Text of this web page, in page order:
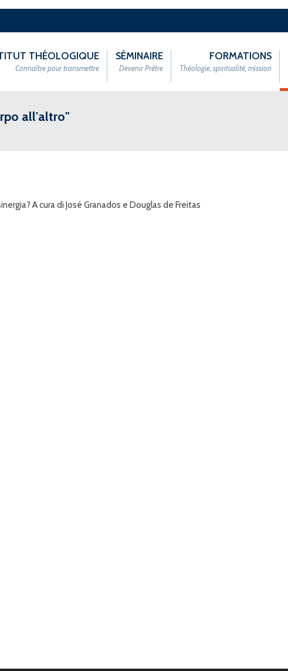
THÉOLOGIQUE
Connaître pour transmettre
SÉMINAIRE
Devenir Prêtre
FORMATIONS
Théologie, spiritualité, mission
all'altro"
A cura di José Granados e Douglas de Freitas